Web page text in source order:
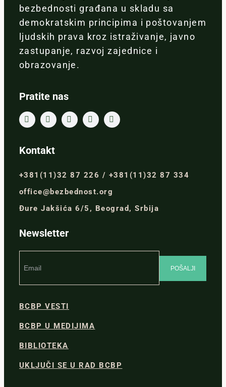
bezbednosti građana u skladu sa
demokratskim principima i poštovanjem
ljudskih prava kroz istraživanje, javno
zastupanje, razvoj zajednice i
obrazovanje.
Pratite nas
Kontakt
+381(11)32 87 226 / +381(11)32 87 334
office@bezbednost.org
Đure Jakšića 6/5, Beograd, Srbija
Newsletter
BCBP VESTI
BCBP U MEDIJIMA
BIBLIOTEKA
UKLJUČI SE U RAD BCBP